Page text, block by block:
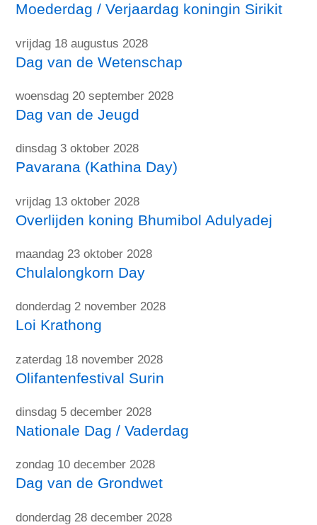
Moederdag / Verjaardag koningin Sirikit
vrijdag 18 augustus 2028
Dag van de Wetenschap
woensdag 20 september 2028
Dag van de Jeugd
dinsdag 3 oktober 2028
Pavarana (Kathina Day)
vrijdag 13 oktober 2028
Overlijden koning Bhumibol Adulyadej
maandag 23 oktober 2028
Chulalongkorn Day
donderdag 2 november 2028
Loi Krathong
zaterdag 18 november 2028
Olifantenfestival Surin
dinsdag 5 december 2028
Nationale Dag / Vaderdag
zondag 10 december 2028
Dag van de Grondwet
donderdag 28 december 2028